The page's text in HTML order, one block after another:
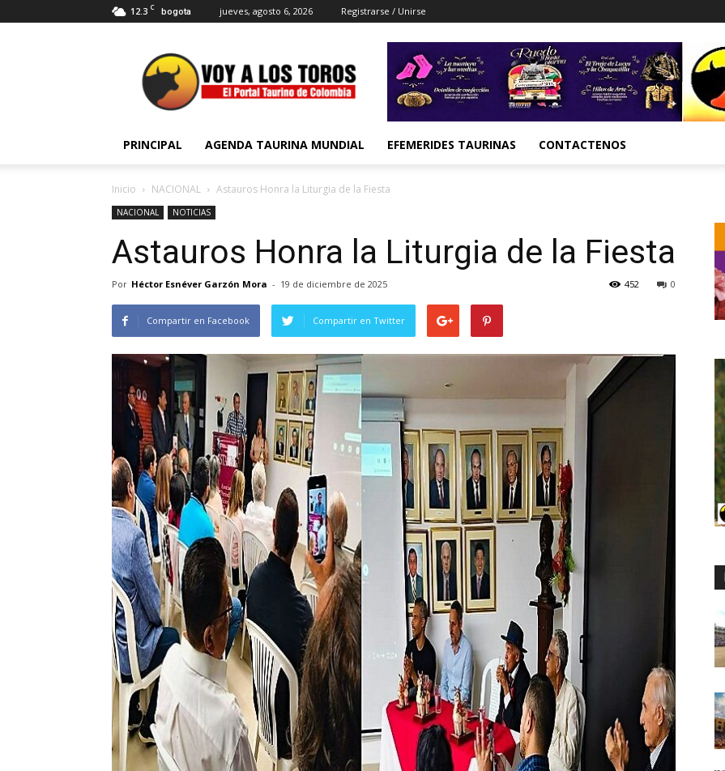
12.3 C bogota jueves, agosto 6, 2026 Registrarse / Unirse
Voy
a
Los
Toros
PRINCIPAL AGENDA TAURINA MUNDIAL EFEMERIDES TAURINAS CONTACTENOS
Inicio NACIONAL Astauros Honra la Liturgia de la Fiesta
NACIONAL NOTICIAS
Astauros Honra la Liturgia de la Fiesta
Por Héctor Esnéver Garzón Mora - 19 de diciembre de 2025 0
452
Compartir en Facebook Compartir en Twitter